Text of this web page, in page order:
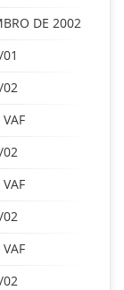
DE 2002
02
02
02
02